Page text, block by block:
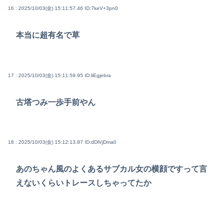
16 : 2025/10/03(金) 15:11:57.46 ID:7keV+3pn0
本当に超有名で草
17 : 2025/10/03(金) 15:11:59.95 ID:liEgjebra
古塔つみ一歩手前やん
18 : 2025/10/03(金) 15:12:13.87 ID:dDlVjDma0
あのちゃん風のよくあるサブカル女の横顔ですって言
えないくらいトレースしちゃってたか